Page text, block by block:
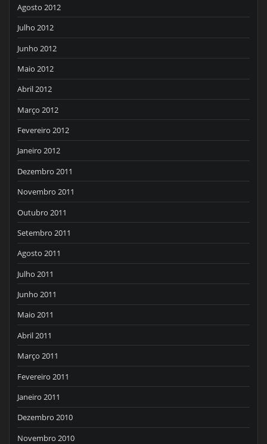
Agosto 2012
Julho 2012
Junho 2012
Maio 2012
Abril 2012
Março 2012
Fevereiro 2012
Janeiro 2012
Dezembro 2011
Novembro 2011
Outubro 2011
Setembro 2011
Agosto 2011
Julho 2011
Junho 2011
Maio 2011
Abril 2011
Março 2011
Fevereiro 2011
Janeiro 2011
Dezembro 2010
Novembro 2010